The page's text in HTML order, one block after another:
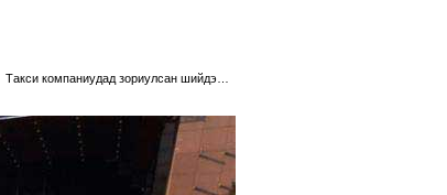
Такси компаниудад зориулсан шийдэл SMART TAXI